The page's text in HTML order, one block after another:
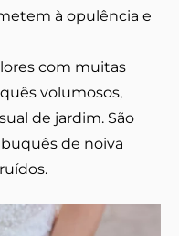
à opulência e
com muitas
volumosos,
de jardim. São
de noiva